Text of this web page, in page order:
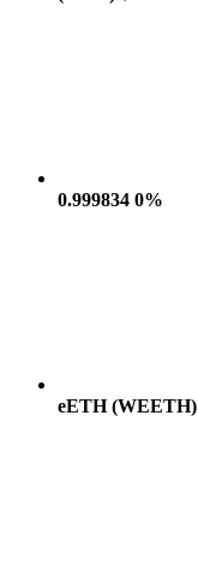
0.999834 0%
eETH(WEETH)